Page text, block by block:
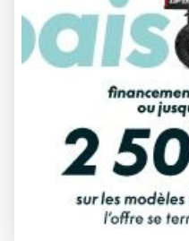
23 810 $
Tous frais inclus